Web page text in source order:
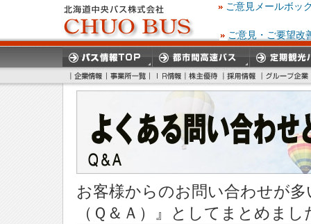
ご意見メールボッ
ご意見・ご要望改
お客様からのお問い合わせが
（Ｑ＆Ａ）』としてまとめま